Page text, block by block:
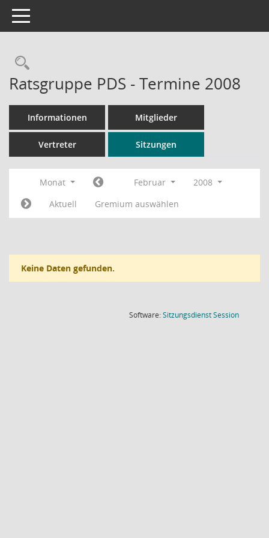
Toggle navigation
Rechercheauswahl
Ratsgruppe PDS - Termine 2008
Informationen Mitglieder
Vertreter Sitzungen
Monat Februar
2008
Aktuell
Gremium auswählen
Keine Daten gefunden.
Software:SitzungsdienstSession(Wird in